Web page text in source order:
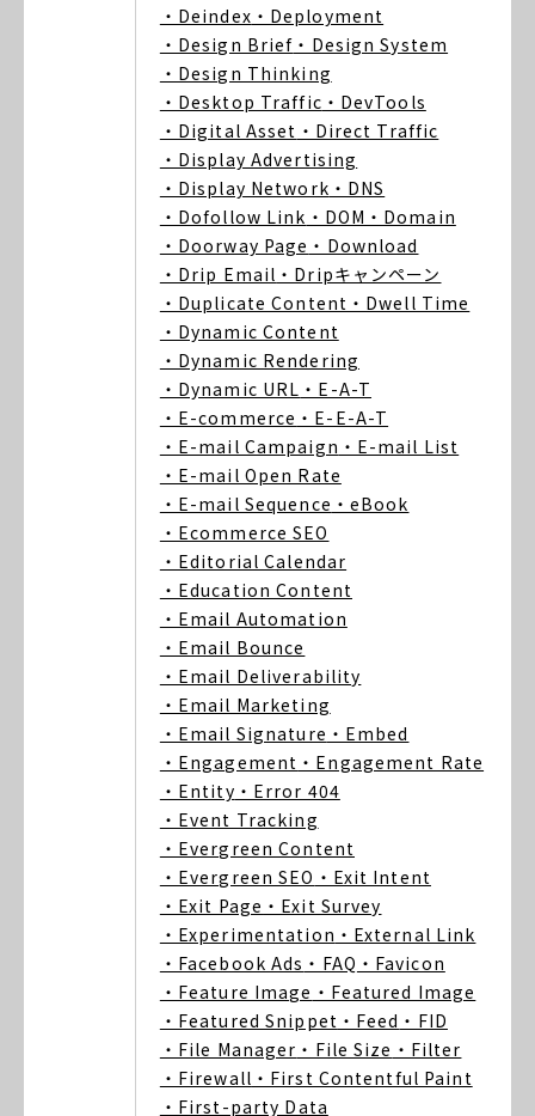
・Deindex ・Deployment
・Design Brief ・Design System
・Design Thinking
・Desktop Traffic ・DevTools
・Digital Asset ・Direct Traffic
・Display Advertising
・Display Network ・DNS
・Dofollow Link ・DOM ・Domain
・Doorway Page ・Download
・Drip Email ・Dripキャンペーン
・Duplicate Content ・Dwell Time
・Dynamic Content
・Dynamic Rendering
・Dynamic URL ・E-A-T
・E-commerce ・E-E-A-T
・E-mail Campaign ・E-mail List
・E-mail Open Rate
・E-mail Sequence ・eBook
・Ecommerce SEO
・Editorial Calendar
・Education Content
・Email Automation
・Email Bounce
・Email Deliverability
・Email Marketing
・Email Signature ・Embed
・Engagement ・Engagement Rate
・Entity ・Error 404
・Event Tracking
・Evergreen Content
・Evergreen SEO ・Exit Intent
・Exit Page ・Exit Survey
・Experimentation ・External Link
・Facebook Ads ・FAQ ・Favicon
・Feature Image ・Featured Image
・Featured Snippet ・Feed ・FID
・File Manager ・File Size ・Filter
・Firewall ・First Contentful Paint
・First-party Data